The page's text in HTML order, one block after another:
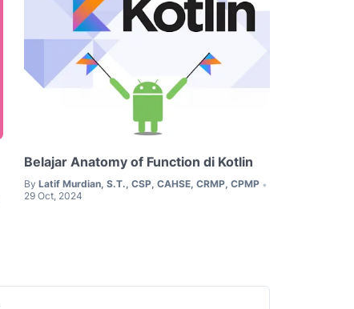
Belajar Anatomy of Function di Kotlin
By Latif Murdian, S.T., CSP, CAHSE, CRMP, CPMP •
29 Oct, 2024